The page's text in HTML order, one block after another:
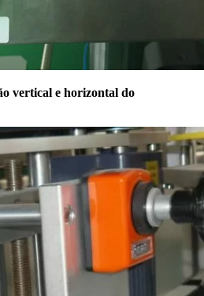
vertical e horizontal do